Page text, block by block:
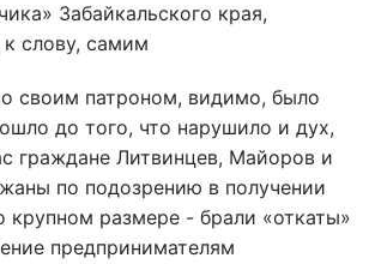
Забайкальского края,
к слову, самим
своим патроном, видимо, было
до того, что нарушило и дух,
граждане Литвинцев, Майоров и
по подозрению в получении
крупном размере - брали «откаты»
предпринимателям